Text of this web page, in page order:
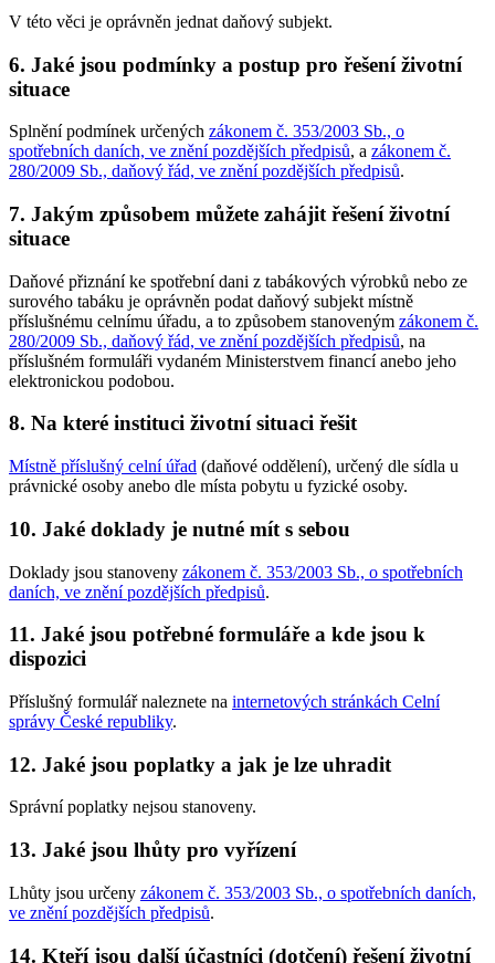
V této věci je oprávněn jednat daňový subjekt.
6. Jaké jsou podmínky a postup pro řešení životní
situace
Splnění podmínek určených zákonem č. 353/2003 Sb., o
spotřebních daních, ve znění pozdějších předpisů, a zákonem č.
280/2009 Sb., daňový řád, ve znění pozdějších předpisů.
7. Jakým způsobem můžete zahájit řešení životní
situace
Daňové přiznání ke spotřební dani z tabákových výrobků nebo ze
surového tabáku je oprávněn podat daňový subjekt místně
příslušnému celnímu úřadu, a to způsobem stanoveným zákonem č.
280/2009 Sb., daňový řád, ve znění pozdějších předpisů, na
příslušném formuláři vydaném Ministerstvem financí anebo jeho
elektronickou podobou.
8. Na které instituci životní situaci řešit
Místně příslušný celní úřad (daňové oddělení), určený dle sídla u
právnické osoby anebo dle místa pobytu u fyzické osoby.
10. Jaké doklady je nutné mít s sebou
Doklady jsou stanoveny zákonem č. 353/2003 Sb., o spotřebních
daních, ve znění pozdějších předpisů.
11. Jaké jsou potřebné formuláře a kde jsou k
dispozici
Příslušný formulář naleznete na internetových stránkách Celní
správy České republiky.
12. Jaké jsou poplatky a jak je lze uhradit
Správní poplatky nejsou stanoveny.
13. Jaké jsou lhůty pro vyřízení
Lhůty jsou určeny zákonem č. 353/2003 Sb., o spotřebních daních,
ve znění pozdějších předpisů.
14. Kteří jsou další účastníci (dotčení) řešení životní